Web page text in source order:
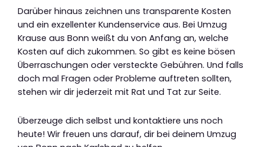
Darüber hinaus zeichnen uns transparente Kosten
und ein exzellenter Kundenservice aus. Bei Umzug
Krause aus Bonn weißt du von Anfang an, welche
Kosten auf dich zukommen. So gibt es keine bösen
Überraschungen oder versteckte Gebühren. Und falls
doch mal Fragen oder Probleme auftreten sollten,
stehen wir dir jederzeit mit Rat und Tat zur Seite.
Überzeuge dich selbst und kontaktiere uns noch
heute! Wir freuen uns darauf, dir bei deinem Umzug